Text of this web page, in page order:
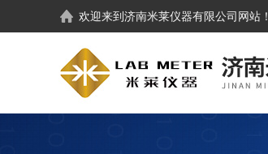
欢迎来到济南米莱仪器有限公司 网站！